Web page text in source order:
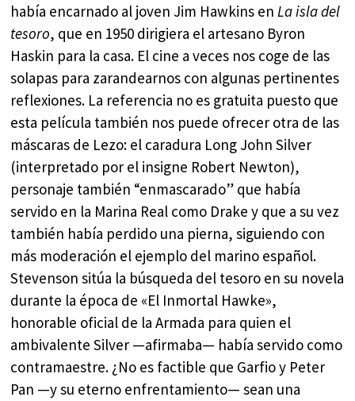
había encarnado al joven Jim Hawkins enLa isla del
tesoro, que en 1950 dirigiera el artesano Byron
Haskin para la casa. El cine a veces nos coge de las
solapas para zarandearnos con algunas pertinentes
reflexiones. La referencia no es gratuita puesto que
esta película también nos puede ofrecer otra de las
máscaras de Lezo: el caradura Long John Silver
(interpretado por el insigne Robert Newton),
personaje también “enmascarado” que había
servido en la Marina Real como Drake y que a su vez
también había perdido una pierna, siguiendo con
más moderación el ejemplo del marino español.
Stevenson sitúa la búsqueda del tesoro en su novela
durante la época de «El Inmortal Hawke»,
honorable oficial de la Armada para quien el
ambivalente Silver —afirmaba— había servido como
contramaestre. ¿No es factible que Garfio y Peter
Pan —y su eterno enfrentamiento— sean una